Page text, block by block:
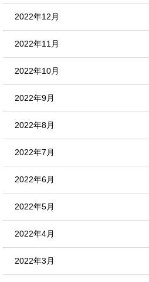
2022年12月
2022年11月
2022年10月
2022年9月
2022年8月
2022年7月
2022年6月
2022年5月
2022年4月
2022年3月